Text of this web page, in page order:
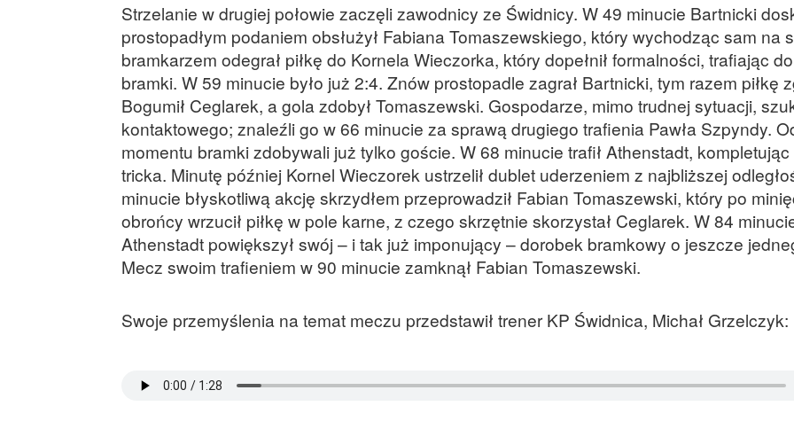
Strzelanie w drugiej połowie zaczęli zawodnicy ze Świdnicy. W 49 minucie Bartnicki
prostopadłym podaniem obsłużył Fabiana Tomaszewskiego, który wychodząc sam na
bramkarzem odegrał piłkę do Kornela Wieczorka, który dopełnił formalności, trafiając
bramki. W 59 minucie było już 2:4. Znów prostopadle zagrał Bartnicki, tym razem piłkę
Bogumił Ceglarek, a gola zdobył Tomaszewski. Gospodarze, mimo trudnej sytuacji,
kontaktowego; znaleźli go w 66 minucie za sprawą drugiego trafienia Pawła Szpyndy.
momentu bramki zdobywali już tylko goście. W 68 minucie trafił Athenstadt, kompletując
tricka. Minutę później Kornel Wieczorek ustrzelił dublet uderzeniem z najbliższej
minucie błyskotliwą akcję skrzydłem przeprowadził Fabian Tomaszewski, który po
obrońcy wrzucił piłkę w pole karne, z czego skrzętnie skorzystał Ceglarek. W 84
Athenstadt powiększył swój – i tak już imponujący – dorobek bramkowy o jeszcze
Mecz swoim trafieniem w 90 minucie zamknął Fabian Tomaszewski.
Swoje przemyślenia na temat meczu przedstawił trener KP Świdnica, Michał Grzelczyk: